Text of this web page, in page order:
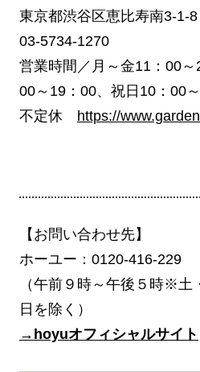
東京都渋谷区恵比寿南3-1-
03-5734-1270
営業時間／月～金11：00～
00～19：00、祝日10：00
不定休
https://
【お問い合わせ先】
ホーユー：0120-416-229
（午前９時～午後５時※土
日を除く）
→ hoyuオフィシャルサイト